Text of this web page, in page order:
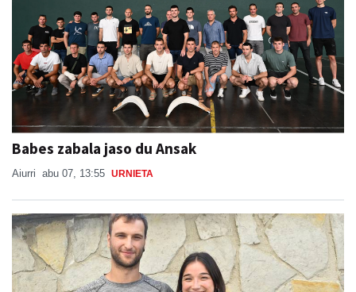
Babes zabala jaso du Ansak
Aiurri abu 07, 13:55 URNIETA